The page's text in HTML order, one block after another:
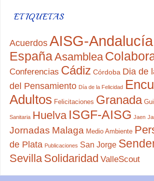
ETIQUETAS
Acuerdos AISG-Andalucía
EspañaAsamblea
Conferencias Cádiz Córdoba Dia de
del Pensamiento Día de la Felicidad
Adultos Felicitaciones Granada
Sanitaria Huelva ISGF-AISG Jaen
Jornadas Malaga Medio Ambiente
de Plata Publicaciones San Jorge
Sevilla Solidaridad ValleScout